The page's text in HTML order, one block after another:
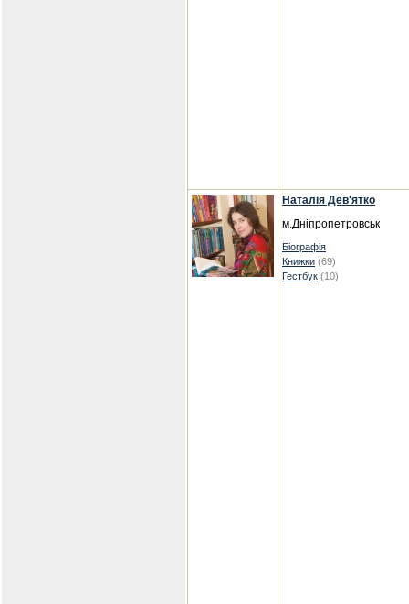
Наталія Дев'ятко
м.Дніпропетровськ
Біографія
Книжки (69)
Гестбук (10)